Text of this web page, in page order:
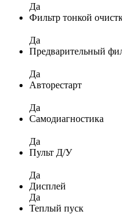
Да
Фильтр тонкой
Да
Предварительный
Да
Авторестарт
Да
Самодиагностика
Да
Пульт Д/У
Да
Дисплей
Да
Теплый пуск